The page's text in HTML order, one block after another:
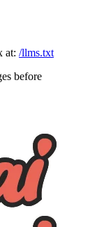
at: /llms.txt
before